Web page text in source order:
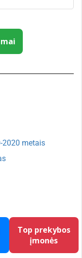
2020 metais
Top prekybos
įmonės